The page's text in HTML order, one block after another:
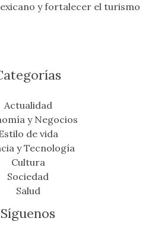
y fortalecer el turismo
Actualidad
y Negocios
de vida
y Tecnología
Cultura
Sociedad
Salud
Síguenos